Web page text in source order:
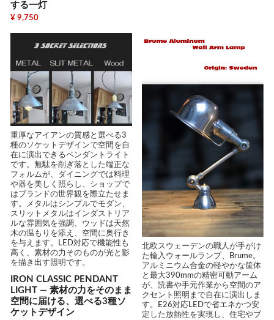
する一灯
¥ 9,750
重厚なアイアンの質感と選べる3
種のソケットデザインで空間を自
在に演出できるペンダントライト
です。無駄を削ぎ落とした端正な
フォルムが、ダイニングでは料理
や器を美しく照らし、ショップで
はブランドの世界観を際立たせま
す。メタルはシンプルでモダン、
スリットメタルはインダストリア
ルな雰囲気を強調、ウッドは天然
木の温もりを添え、空間に奥行き
を与えます。LED対応で機能性も
高く、素材の力そのものが光と影
を描き出す照明です。
IRON CLASSIC PENDANT
LIGHT ― 素材の力をそのまま
空間に届ける、選べる3種ソ
ケットデザイン
北欧スウェーデンの職人が手がけ
た輸入ウォールランプ、Brume。
アルミニウム合金の軽やかな筐体
と最大390mmの精密可動アーム
が、読書や手元作業から空間のア
クセント照明まで自在に演出しま
す。E26対応LEDで省エネかつ安
定した放熱性を実現し、住宅やブ